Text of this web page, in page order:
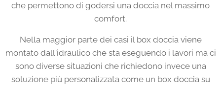
che permettono di godersi una doccia nel massimo
comfort.
Nella maggior parte dei casi il box doccia viene
montato dall'idraulico che sta eseguendo i lavori ma ci
sono diverse situazioni che richiedono invece una
soluzione più personalizzata come un box doccia su